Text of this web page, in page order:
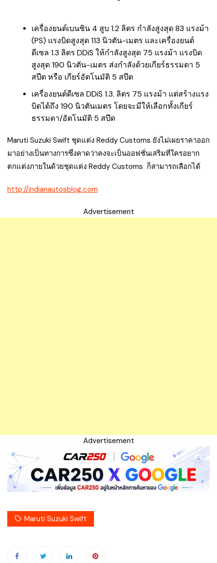
เครื่องยนต์เบนซิน 4 สูบ 1.2 ลิตร กำลังสูงสุด 83 แรงม้า
(PS) แรงบิดสูงสุด 113 นิวตัน-เมตร และเครื่องยนต์
ดีเซล 1.3 ลิตร DDiS ให้กำลังสูงสุด 75 แรงม้า แรงบิด
สูงสุด 190 นิวตัน-เมตร ส่งกำลังด้วยเกียร์ธรรมดา 5
สปีต หรือ เกียร์อัตโนมัติ 5 สปีต
เครื่องยนต์ดีเซล DDiS 1.3. ลิตร 75 แรงม้า แต่สร้างแรง
บิดได้ถึง 190 นิวตันเมตร โดยจะมีให้เลือกทั้งเกียร์
ธรรมดา/อัตโนมัติ 5 สปีด
Maruti Suzuki Swift ชุดแต่ง Reddy Customs ยังไม่เผยราคาออก
มาอย่างเป็นทางการซึ่งคาดว่าคงจะเป็นออฟชั่นเสริมที่ใครอยาก
ตกแต่งภายในด้วยชุดแต่ง Reddy Customs ก็สามารถเลือกได้
http://indianautosblog.com
Advertisement
Advertisement
Maruti Suzuki Swift